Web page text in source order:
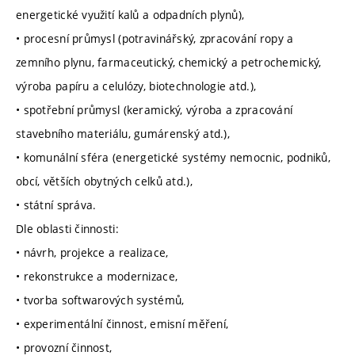
energetické využití kalů a odpadních plynů),
• procesní průmysl (potravinářský, zpracování ropy a
zemního plynu, farmaceutický, chemický a petrochemický,
výroba papíru a celulózy, biotechnologie atd.),
• spotřební průmysl (keramický, výroba a zpracování
stavebního materiálu, gumárenský atd.),
• komunální sféra (energetické systémy nemocnic, podniků,
obcí, větších obytných celků atd.),
• státní správa.
Dle oblasti činnosti:
• návrh, projekce a realizace,
• rekonstrukce a modernizace,
• tvorba softwarových systémů,
• experimentální činnost, emisní měření,
• provozní činnost,